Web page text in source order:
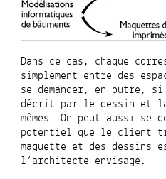
Dans ce cas, chaque
simplement entre des
se demander, en outre,
décrit par le dessin et
mêmes. On peut aussi se
potentiel que le client
maquette et des dessins
l’architecte envisage.